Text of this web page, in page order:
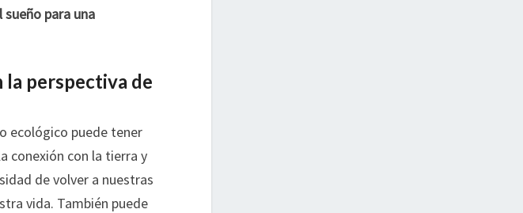
para una
la perspectiva de
ecológico puede tener
conexión con la tierra y
de volver a nuestras
vida. También puede